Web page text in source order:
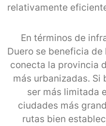
relativamente
En términos de
Duero se beneficia
conecta la provincia
más urbanizadas. Si
ser más limitada
ciudades más
rutas bien